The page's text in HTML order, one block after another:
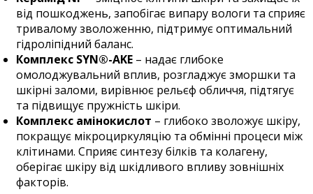
від пошкоджень, запобігає випару вологи та сприяє
тривалому зволоженню, підтримує оптимальний
гідроліпідний баланс.
Комплекс SYN®-AKE – надає глибоке
омолоджувальний вплив, розгладжує зморшки та
шкірні заломи, вирівнює рельєф обличчя, підтягує
та підвищує пружність шкіри.
Комплекс амінокислот – глибоко зволожує шкіру,
покращує мікроциркуляцію та обмінні процеси між
клітинами. Сприяє синтезу білків та колагену,
оберігає шкіру від шкідливого впливу зовнішніх
факторів.